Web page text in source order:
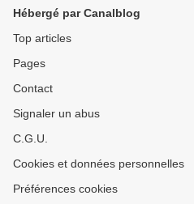
Hébergé par Canalblog
Top articles
Pages
Contact
Signaler un abus
C.G.U.
Cookies et données personnelles
Préférences cookies